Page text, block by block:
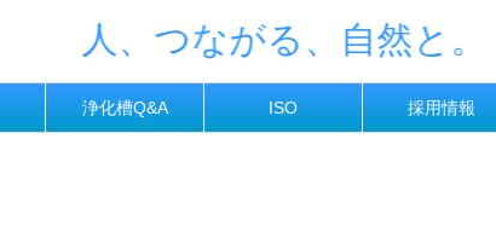
人、つながる、自然と。
浄化槽Q&A ISO 採用情報